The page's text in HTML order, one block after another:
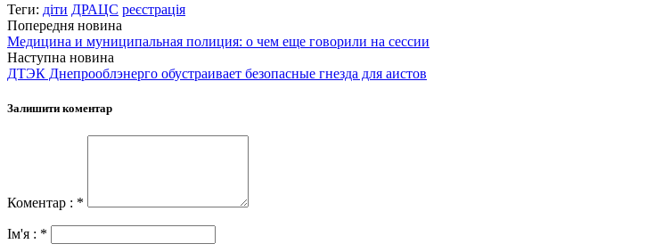
Теги: діти ДРАЦС реєстрація
Попередня новина
Медицина и муниципальная полиция: о чем еще говорили на сессии
Наступна новина
ДТЭК Днепрооблэнерго обустраивает безопасные гнезда для аистов
Залишити коментар
Коментар : *
Ім'я : *